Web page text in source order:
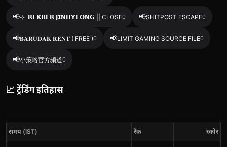
📢⊹‌ ࣪ 𝗥𝗘𝗞𝗕𝗘𝗥 𝗝𝗜𝗡𝗛𝗬𝗘𝗢𝗡𝗚 || CLOSE0 📢SHITPOST ESCAPE0
📢𝐁𝐀𝐑𝐔𝐃𝐀𝐊 𝐑𝐄𝐍𝐓 ( FREE )0 📢LIMIT GAMING SOURCE FILE0
📢小策略官方频道0
📈 ट्रेंडिंग इतिहास
समय (IST) रैंक स्कोर